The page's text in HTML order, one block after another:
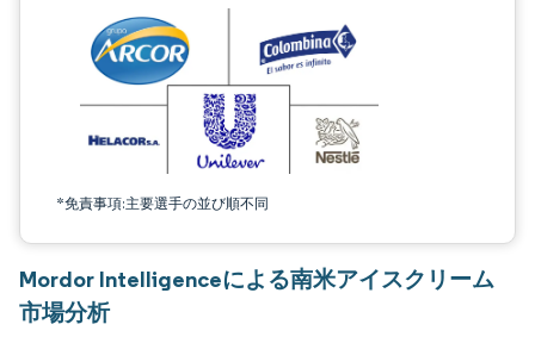
*免責事項:主要選手の並び順不同
Mordor Intelligenceによる南米アイスクリーム
市場分析